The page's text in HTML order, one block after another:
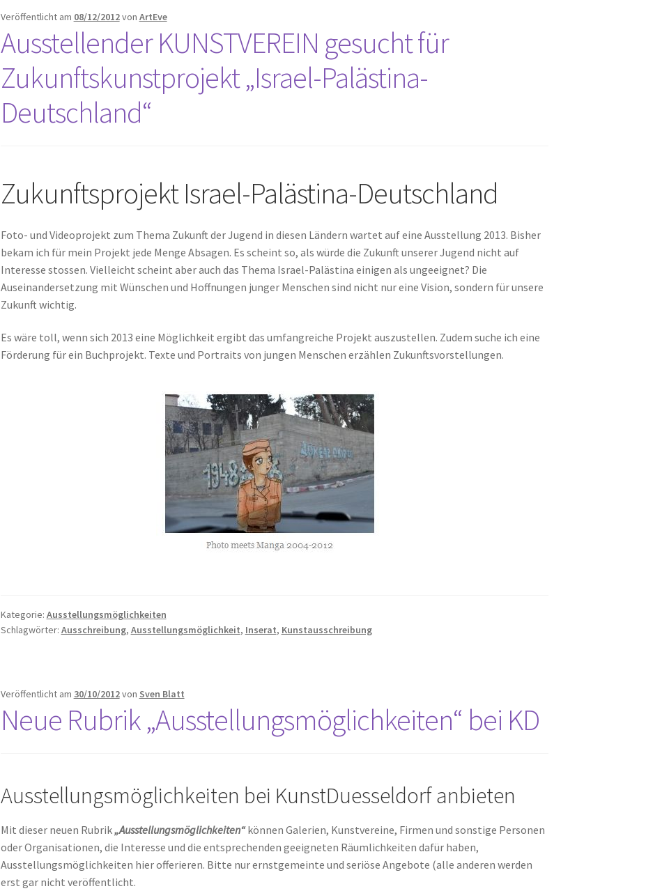
Veröffentlicht am 08/12/2012von ArtEve
Ausstellender KUNSTVEREIN gesucht für
Zukunftskunstprojekt „Israel-Palästina-
Deutschland“
Zukunftsprojekt Israel-Palästina-Deutschland
Foto- und Videoprojekt zum Thema Zukunft der Jugend in diesen Ländern wartet auf eine Ausstellung 2013. Bisher
bekam ich für mein Projekt jede Menge Absagen. Es scheint so, als würde die Zukunft unserer Jugend nicht auf
Interesse stossen. Vielleicht scheint aber auch das Thema Israel-Palästina einigen als ungeeignet? Die
Auseinandersetzung mit Wünschen und Hoffnungen junger Menschen sind nicht nur eine Vision, sondern für unsere
Zukunft wichtig.
Es wäre toll, wenn sich 2013 eine Möglichkeit ergibt das umfangreiche Projekt auszustellen. Zudem suche ich eine
Förderung für ein Buchprojekt. Texte und Portraits von jungen Menschen erzählen Zukunftsvorstellungen.
Kategorie: Ausstellungsmöglichkeiten
Schlagwörter: Ausschreibung, Ausstellungsmöglichkeit, Inserat, Kunstausschreibung
Veröffentlicht am 30/10/2012von Sven Blatt
Neue Rubrik „Ausstellungsmöglichkeiten“ bei KD
Ausstellungsmöglichkeiten bei KunstDuesseldorf anbieten
Mit dieser neuen Rubrik„Ausstellungsmöglichkeiten“können Galerien, Kunstvereine, Firmen und sonstige Personen
oder Organisationen, die Interesse und die entsprechenden geeigneten Räumlichkeiten dafür haben,
Ausstellungsmöglichkeiten hier offerieren. Bitte nur ernstgemeinte und seriöse Angebote (alle anderen werden
erst gar nicht veröffentlicht.